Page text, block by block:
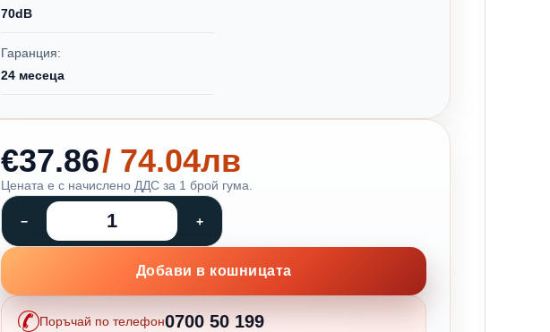
70dB
Гаранция:
24 месеца
€37.86/ 74.04лв
Цената е с начислено ДДС за 1 брой гума.
Добави в кошницата
Поръчай по телефон0700 50 199